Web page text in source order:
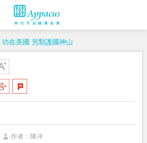
功在美國 另類護國神山
作者：陳冲